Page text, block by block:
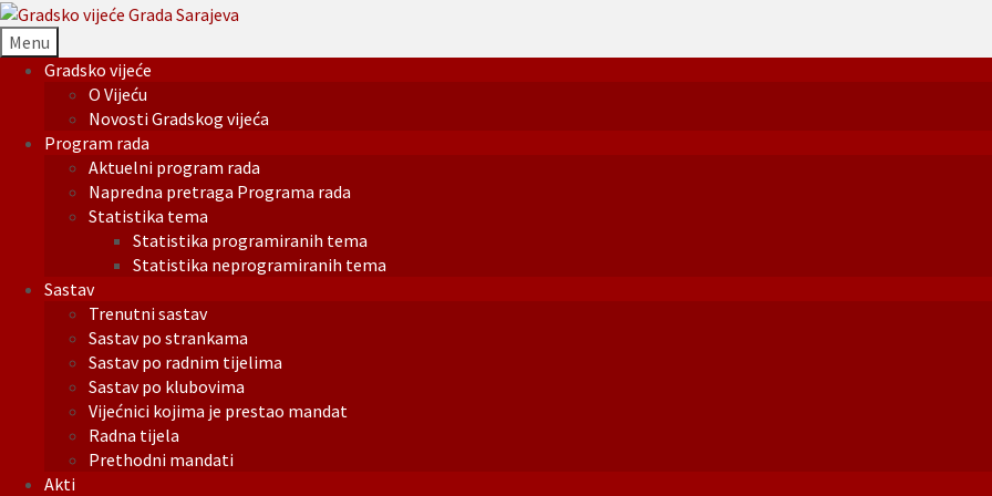
Menu
Gradsko vijeće
O Vijeću
Novosti Gradskog vijeća
Program rada
Aktuelni program rada
Napredna pretraga Programa rada
Statistika tema
Statistika programiranih tema
Statistika neprogramiranih tema
Sastav
Trenutni sastav
Sastav po strankama
Sastav po radnim tijelima
Sastav po klubovima
Vijećnici kojima je prestao mandat
Radna tijela
Prethodni mandati
Akti